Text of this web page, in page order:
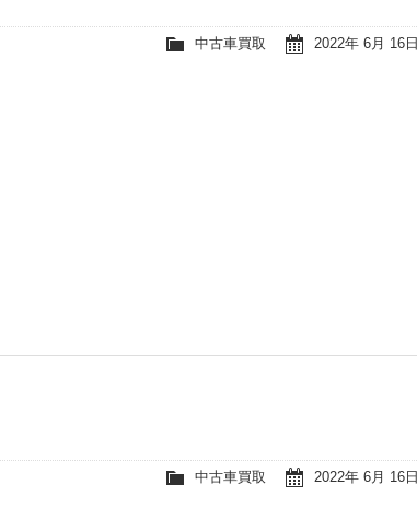
2022年 6月 16日
中古車買取
2022年 6月 16日
中古車買取